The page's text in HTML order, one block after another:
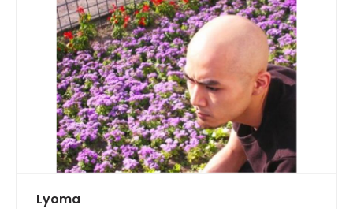
Lyoma